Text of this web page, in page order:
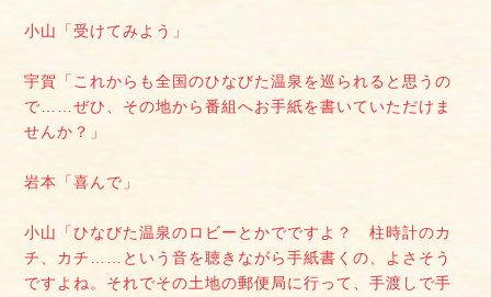
小山「受けてみよう」
宇賀「これからも全国のひなびた温泉を巡られると思うの
で……ぜひ、その地から番組へお手紙を書いていただけま
せんか？」
岩本「喜んで」
小山「ひなびた温泉のロビーとかでですよ？ 柱時計のカ
チ、カチ……という音を聴きながら手紙書くの、よさそう
ですよね。それでその土地の郵便局に行って、手渡しで手